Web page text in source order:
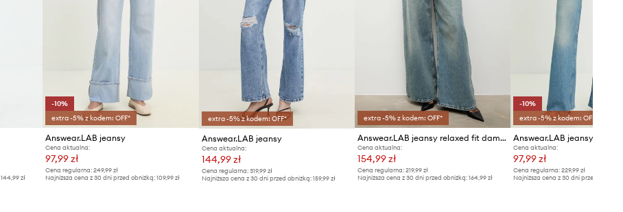
144,99 zł
-10%
extra -5% z kodem: OFF*
Answear.LAB jeansy
Cena aktualna:
97,99 zł
Cena regularna: 249,99 zł
Najniższa cena z 30 dni przed obniżką: 109,99 zł
extra -5% z kodem: OFF*
Answear.LAB jeansy
Cena aktualna:
144,99 zł
Cena regularna: 319,99 zł
Najniższa cena z 30 dni przed obniżką: 159,99 zł
extra -5% z kodem: OFF*
Answear.LAB jeansy relaxed fit damskie
Cena aktualna:
154,99 zł
Cena regularna:219,99 zł
Najniższa cena z 30 dni przed obniżką:164,99 zł
-10%
extra -5% z kodem: OFF*
Answear.LAB jeansy
Cena aktualna:
97,99 zł
Cena regularna: 229,99 zł
Najniższa cena z 30 dni przed obniżką: